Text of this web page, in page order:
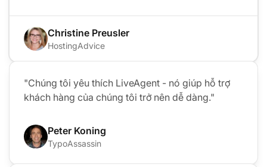
Christine Preusler
HostingAdvice
"Chúng tôi yêu thích LiveAgent - nó giúp hỗ trợ
khách hàng của chúng tôi trở nên dễ dàng."
Peter Koning
TypoAssassin